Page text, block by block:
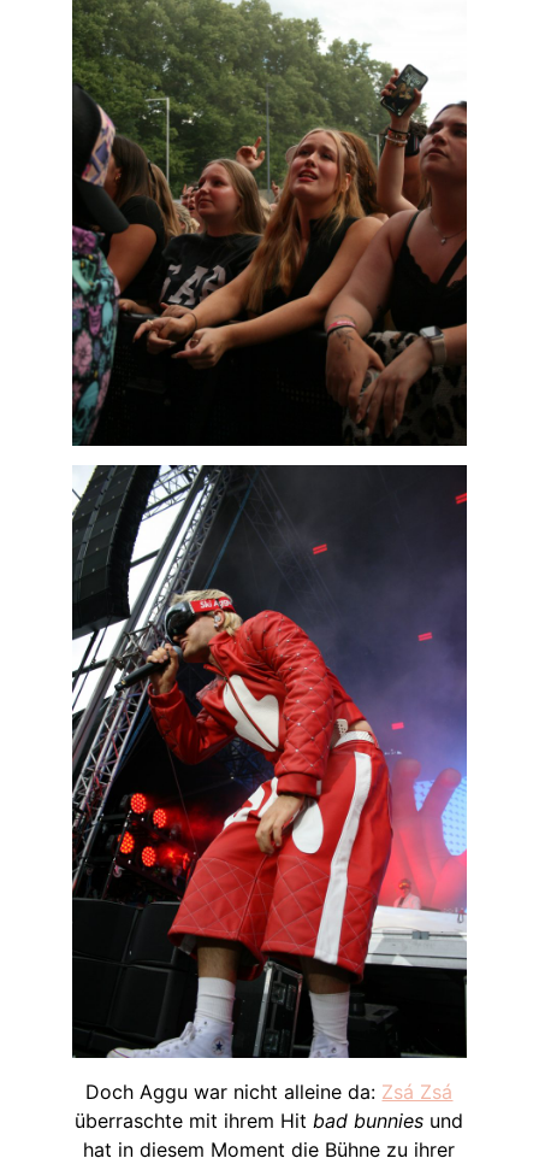
Doch Aggu war nicht alleine da: Zsá Zsá
überraschte mit ihrem Hitbad bunnies und
hat in diesem Moment die Bühne zu ihrer